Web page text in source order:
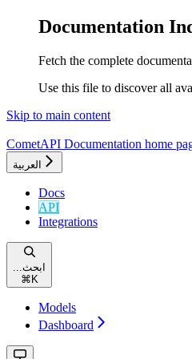
Documentation
Fetch the complete
Use this file to discover all
Skip to main content
CometAPI Documentation home
العربية
Docs
API
Integrations
...ابحث
⌘ K
Models
Dashboard